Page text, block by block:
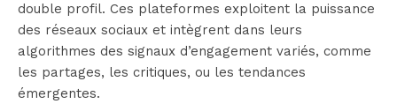
double profil. Ces plateformes exploitent la puissance
des réseaux sociaux et intègrent dans leurs
algorithmes des signaux d’engagement variés, comme
les partages, les critiques, ou les tendances
émergentes.